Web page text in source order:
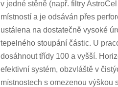
v jedné stěně (např. filtry
místností a je odsáván přes
ustálena na dostatečně vysoké
tepelného stoupání částic. U
dosáhnout třídy 100 a vyšší.
efektivní systém, obzvláště v
místnostech s omezenou výškou